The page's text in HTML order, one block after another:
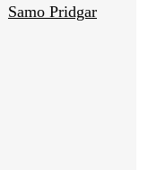
Samo Pridgar